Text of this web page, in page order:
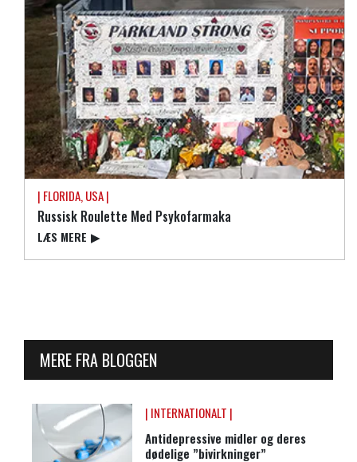
| FLORIDA, USA |
Russisk Roulette Med Psykofarmaka
LÆS MERE ▶
MERE FRA BLOGGEN
| INTERNATIONALT |
Antidepressive midler og deres
dødelige ”bivirkninger”